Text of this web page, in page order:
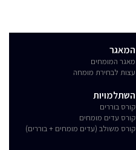
המאגר
מאגר המומחים
עצות לבחירת מומחה
השתלמויות
קורס בוררים
קורס עדים מומחים
קורס משולב (עדים מומחים + בוררים)